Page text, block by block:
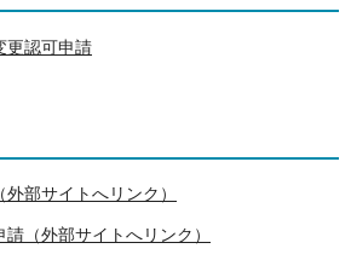
更認可申請
部サイトへリンク）
（外部サイトへリンク）